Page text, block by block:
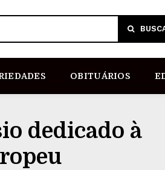
OBITUÁRIOS
dedicado à